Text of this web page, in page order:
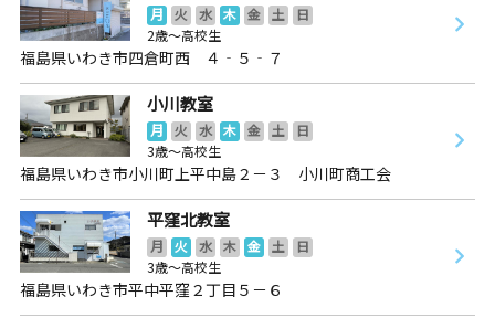
月 火 水 木 金 土
日
2歳～高校生
福島県いわき市四倉町西 ４‐５‐７
小川教室
月 火 水 木 金 土
日
3歳～高校生
福島県いわき市小川町上平中島２－３ 小川町商工会
平窪北教室
月 火 水 木 金 土
日
3歳～高校生
福島県いわき市平中平窪２丁目５－６